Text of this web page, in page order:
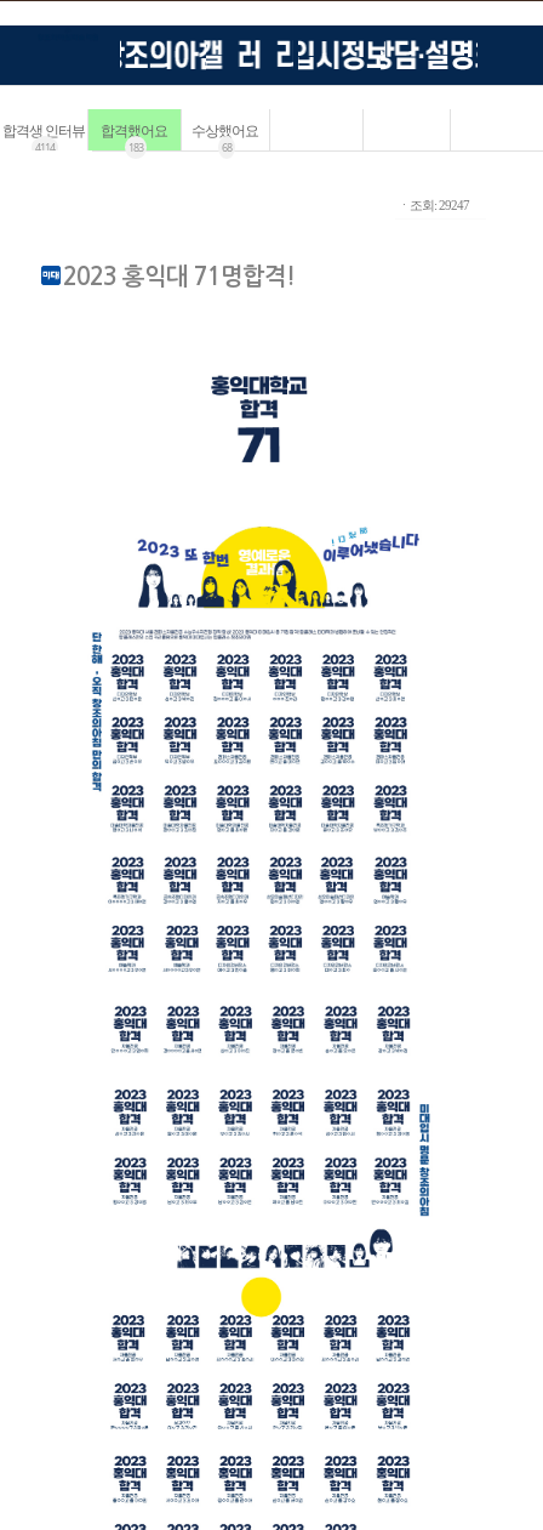
합격생 인터뷰
4114
합격했어요
183
수상했어요
68
ㆍ조회: 29247
2023 홍익대 71명합격!